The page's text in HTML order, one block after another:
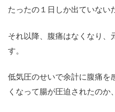
たったの１日しか出ていない
それ以降、 腹痛はなくなり、
す。
低気圧のせいで余計に腹痛を
くなって腸が圧迫されたのか、